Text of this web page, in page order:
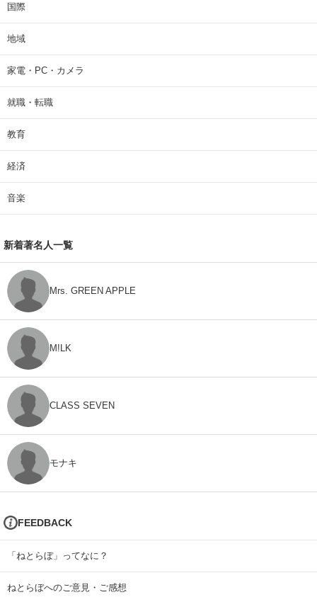
国際
地域
家電・PC・カメラ
就職・転職
教育
経済
音楽
新着著名人一覧
Mrs. GREEN APPLE
M!LK
CLASS SEVEN
モナキ
FEEDBACK
「ねとらぼ」ってなに？
ねとらぼへのご意見・ご感想